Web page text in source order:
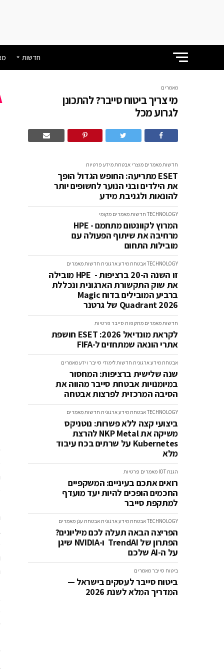
חדשות
מאמרים
מי צריך ביטוח סייבר? להתכונן
לגרוע מכל
חדשותמאמרים מוצרי אבטחת מידע פרטיות
ESET מתריעה: החופש הגדול הופך
את הילדים ובני הנוער לחשופים יותר
להונאות ולגניבת מידע
TECHNOLOGY חדשותמאמרים מקומי
המרוץ לקוונטום מתחמם - HPE
מרחיבה את שיתוף הפעולה עם
מובילות התחום
TECHNOLOGYאבטחת מידע ארגונית חדשותמאמרים
זו השנה ה-20 ברציפות - HPE מובילה
את שוק התקשורת הארגונית ונכללת
ברביע המובילים בדוח Magic
Quadrant 2026 של גרטנר
חדשותמאמרים מתקפות סייבר פרטיות
לקראת מונדיאל 2026: ESET חושפת
אתרי הונאה שמתחזים ל-FIFA
אבטחת מידע ארגונית חדשותלימודי סייבר וידעמאמרים
שנה שלישית ברציפות: המחסור
במיומנויות אבטחת סייבר מהווה את
הסיבה המרכזית לפרצות אבטחה
TECHNOLOGYאבטחת מידע ארגונית חדשותמאמרים
ביצועי קצה ללא פשרות: נוטניקס
משיקה את NKP Metal להרצת
Kubernetes על שרתים בכח עיבוד
מלא
הגנת IOT מאמרים פרטיות
רואים אתכם בעיניים: המשקפיים
החכמים הופכים להיות יעד מועדף
למתקפת סייבר
TECHNOLOGYאבטחת מידע ארגוניתאבטחת ענן מאמרים
הפריצה הבאה תעלה לכם מיליונים?
הפתרון של TrendAI ו-NVIDIA שיגן
על ה-AI שלכם
ביטוח סייבר מאמרים
ביטוח סייבר לעסקים בישראל —
המדריך המלא לשנת 2026